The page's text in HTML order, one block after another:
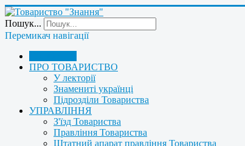
Пошук...
Перемикач навігації
ПРО ТОВАРИСТВО
У лекторії
Знамениті українці
Підрозділи Товариства
УПРАВЛІННЯ
З'їзд Товариства
Правління Товариства
Штатний апарат правління Товариства